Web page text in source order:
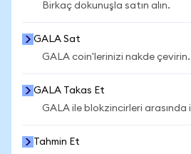
Birkaç dokunuşla satın alın.
GALA Sat
GALA coin'lerinizi nakde çevirin.
GALA Takas Et
GALA ile blokzincirleri arasında
Tahmin Et